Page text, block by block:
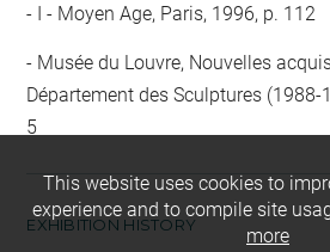
- I - Moyen Age, Paris, 1996, p. 112
Musée du Louvre, Nouvelles
Département des Sculptures (1988-
5
EXHIBITION HISTORY
This website uses cookies to
experience and to compile site
more